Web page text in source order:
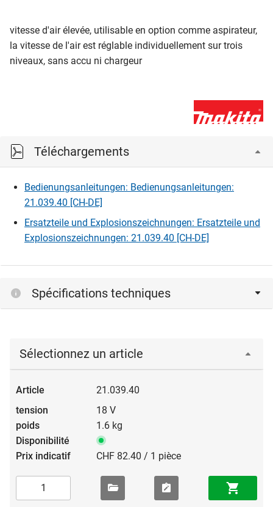
vitesse d'air élevée, utilisable en option comme aspirateur,
la vitesse de l'air est réglable individuellement sur trois
niveaux, sans accu ni chargeur
Téléchargements
Bedienungsanleitungen: Bedienungsanleitungen:
21.039.40 [CH-DE]
Ersatzteile und Explosionszeichnungen: Ersatzteile und
Explosionszeichnungen: 21.039.40 [CH-DE]
Spécifications techniques
Sélectionnez un article
21.039.40
18 V
1.6 kg
CHF 82.40 / 1 pièce